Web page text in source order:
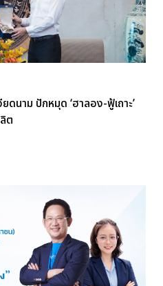
ดนาม ปักหมุด ‘ฮาลอง-ฟู้เถาะ’
ต